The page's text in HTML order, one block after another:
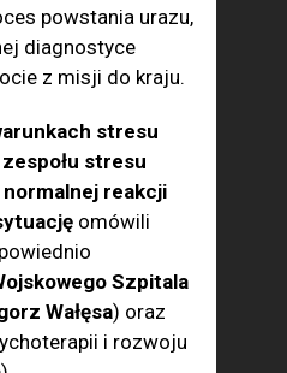
powstania urazu,
diagnostyce
z misji do kraju.
stresu
stresu
reakcji
omówili
Szpitala
Wałęsa) oraz
i rozwoju